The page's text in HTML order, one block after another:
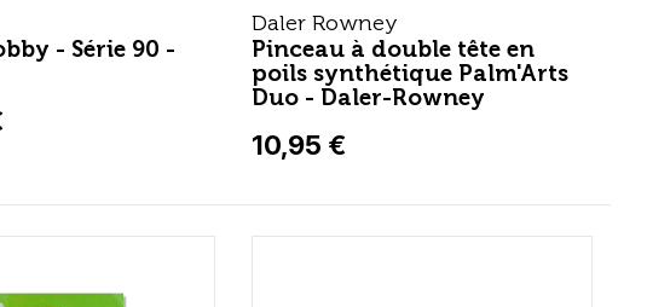
- Série 90 -
Daler Rowney
Pinceau à double tête en
poils synthétique Palm'Arts
Duo - Daler-Rowney
10,95 €